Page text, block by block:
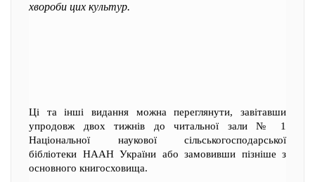
хвороби цих культур.
Ці та інші видання можна переглянути, завітавши
упродовж двох тижнів до читальної зали № 1
Національної наукової сільськогосподарської
бібліотеки НААН України або замовивши пізніше з
основного книгосховища.